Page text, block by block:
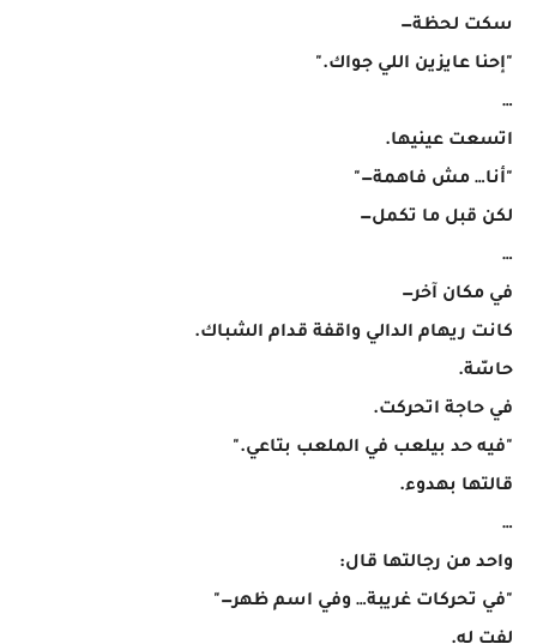
سكت لحظة—
"إحنا عايزين اللي جواك."
…
اتسعت عينيها.
"أنا… مش فاهمة—"
لكن قبل ما تكمل—
…
في مكان آخر—
كانت ريهام الدالي واقفة قدام الشباك.
حاسّة.
في حاجة اتحركت.
"فيه حد بيلعب في الملعب بتاعي."
قالتها بهدوء.
…
واحد من رجالتها قال:
"في تحركات غريبة… وفي اسم ظهر—"